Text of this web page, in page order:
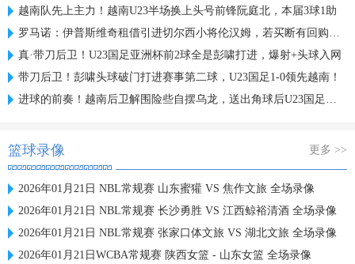
越南队先上主力！越南U23半场换上头号前锋阮庭北，本届3球1助
罗马诺：伊普斯维奇租借引进切尔西小将伦汉姆，若买断有回购条款
真·带刀后卫！U23国足亚洲杯前2球全是彭啸打进，爆射+头球入网
带刀后卫！彭啸头球破门打进赛事第二球，U23国足1-0领先越南！
进球的前奏！越南后卫解围险些自摆乌龙，送出角球后U23国足破门
篮球录像 更多 >>
2026年01月21日 NBL常规赛 山东蜜獾 VS 焦作文旅 全场录像
2026年01月21日 NBL常规赛 长沙勇胜 VS 江西鲸裕清酒 全场录像
2026年01月21日 NBL常规赛 张家口体文旅 VS 湖北文旅 全场录像
2026年01月21日WCBA常规赛 陕西女篮 - 山东女篮 全场录像